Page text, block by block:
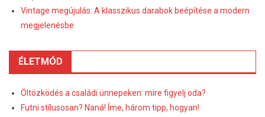
Vintage megújulás: A klasszikus darabok beépítése a modern
megjelenésbe
ÉLETMÓD
Öltözködés a családi ünnepeken: mire figyelj oda?
Futni stílusosan? Naná! Íme, három tipp, hogyan!